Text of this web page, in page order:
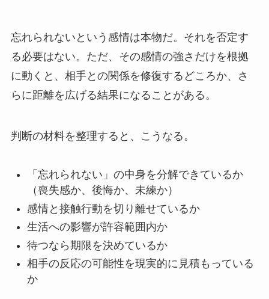
忘れられないという感情は本物だ。それを否定す
る必要はない。ただ、その感情の強さだけを根拠
に動くと、相手との関係を修復するどころか、さ
らに距離を広げる結果になることがある。
判断の材料を整理すると、こうなる。
「忘れられない」の中身を分解できているか
（喪失感か、後悔か、未練か）
感情と接触行動を切り離せているか
生活への影響が許容範囲内か
待つなら期限を決めているか
相手の反応の可能性を現実的に見積もっている
か